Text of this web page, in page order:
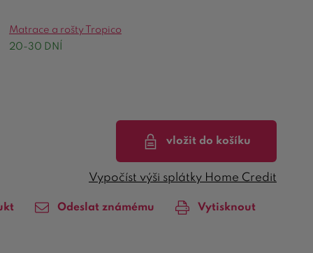
Matrace a rošty Tropico
20-30 DNÍ
vložit do košíku
Vypočíst výši splátky Home Credit
Odeslat známému Vytisknout